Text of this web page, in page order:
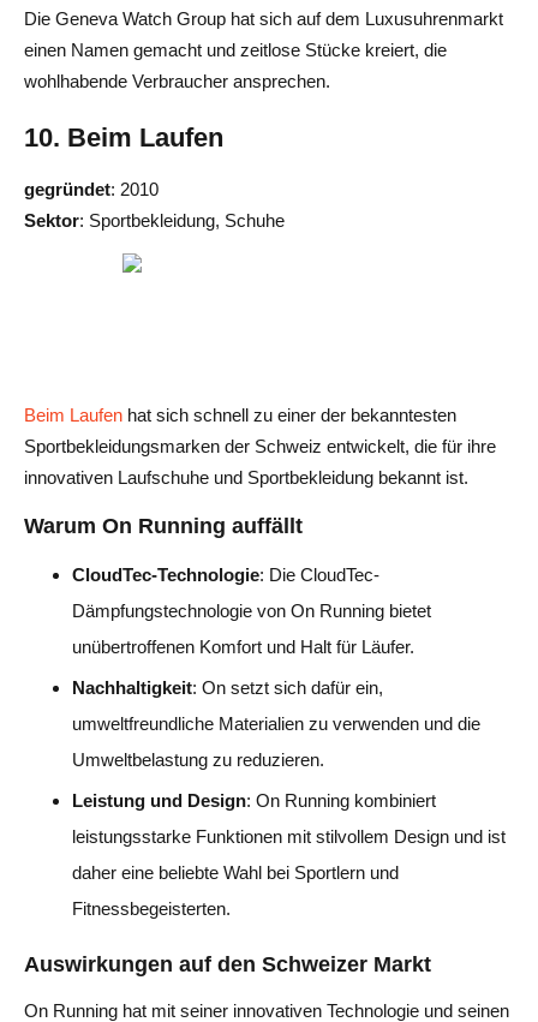
Die Geneva Watch Group hat sich auf dem Luxusuhrenmarkt
einen Namen gemacht und zeitlose Stücke kreiert, die
wohlhabende Verbraucher ansprechen.
10. Beim Laufen
gegründet: 2010
Sektor: Sportbekleidung, Schuhe
Beim Laufen hat sich schnell zu einer der bekanntesten
Sportbekleidungsmarken der Schweiz entwickelt, die für ihre
innovativen Laufschuhe und Sportbekleidung bekannt ist.
Warum On Running auffällt
CloudTec-Technologie: Die CloudTec-
Dämpfungstechnologie von On Running bietet
unübertroffenen Komfort und Halt für Läufer.
Nachhaltigkeit: On setzt sich dafür ein,
umweltfreundliche Materialien zu verwenden und die
Umweltbelastung zu reduzieren.
Leistung und Design: On Running kombiniert
leistungsstarke Funktionen mit stilvollem Design und ist
daher eine beliebte Wahl bei Sportlern und
Fitnessbegeisterten.
Auswirkungen auf den Schweizer Markt
On Running hat mit seiner innovativen Technologie und seinen